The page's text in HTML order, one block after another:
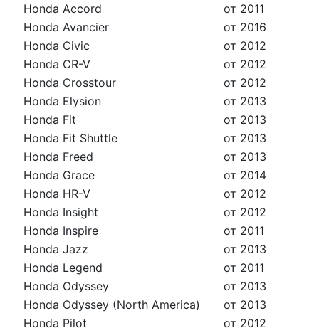
Honda Accord
от 2011
Honda Avancier
от 2016
Honda Civic
от 2012
Honda CR-V
от 2012
Honda Crosstour
от 2012
Honda Elysion
от 2013
Honda Fit
от 2013
Honda Fit Shuttle
от 2013
Honda Freed
от 2013
Honda Grace
от 2014
Honda HR-V
от 2012
Honda Insight
от 2012
Honda Inspire
от 2011
Honda Jazz
от 2013
Honda Legend
от 2011
Honda Odyssey
от 2013
Honda Odyssey (North America)
от 2013
Honda Pilot
от 2012